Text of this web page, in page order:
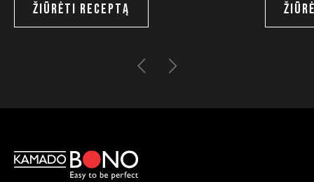
ŽIŪRĖTI RECEPTĄ